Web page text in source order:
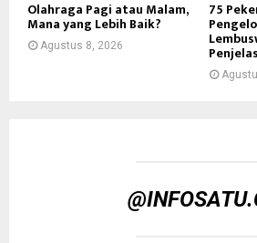
Olahraga Pagi atau Malam,
Mana yang Lebih Baik?
Agustus 8, 2026
75